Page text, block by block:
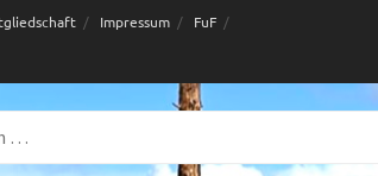
Impressum FuF